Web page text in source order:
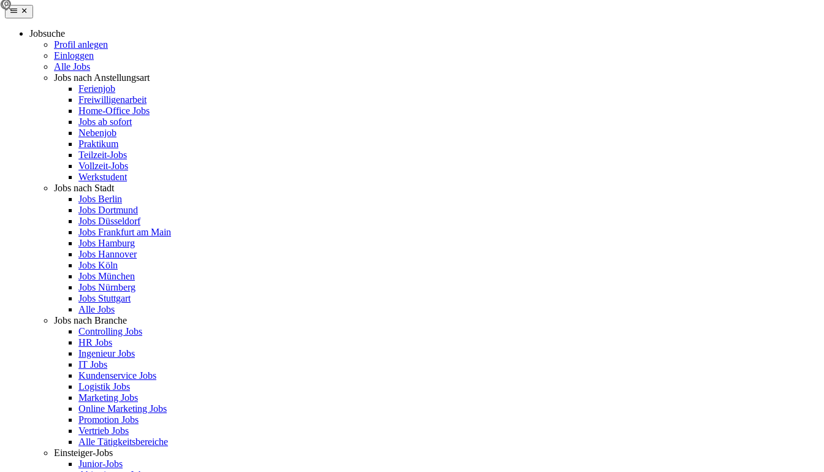
Jobsuche
Profil anlegen
Einloggen
Alle Jobs
Jobs nach Anstellungsart
Ferienjob
Freiwilligenarbeit
Home-Office Jobs
Jobs ab sofort
Nebenjob
Praktikum
Teilzeit-Jobs
Vollzeit-Jobs
Werkstudent
Jobs nach Stadt
Jobs Berlin
Jobs Dortmund
Jobs Düsseldorf
Jobs Frankfurt am Main
Jobs Hamburg
Jobs Hannover
Jobs Köln
Jobs München
Jobs Nürnberg
Jobs Stuttgart
Alle Jobs
Jobs nach Branche
Controlling Jobs
HR Jobs
Ingenieur Jobs
IT Jobs
Kundenservice Jobs
Logistik Jobs
Marketing Jobs
Online Marketing Jobs
Promotion Jobs
Vertrieb Jobs
Alle Tätigkeitsbereiche
Einsteiger-Jobs
Junior-Jobs